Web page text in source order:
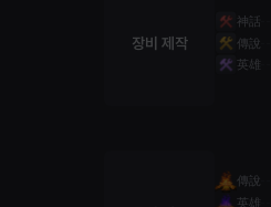
장비 제작
神話
傳說
英雄
傳說
英雄